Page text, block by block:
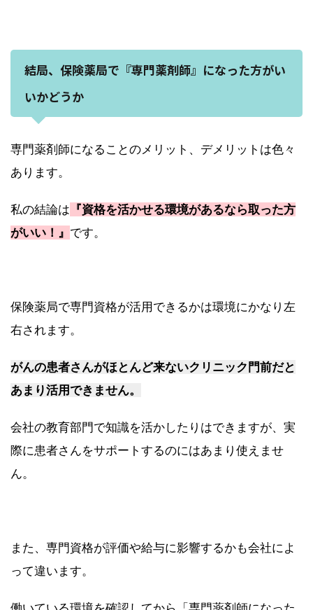
結局、保険薬局で『専門薬剤師』になった方がい
いかどうか
専門薬剤師になることのメリット、デメリットは色々
あります。
私の結論は 『資格を活かせる環境があるなら取った方
がいい！』 です。
保険薬局で専門資格が活用できるかは環境にかなり左
右されます。
がんの患者さんがほとんど来ないクリニック門前だと
あまり活用できません。
会社の教育部門で知識を活かしたりはできますが、実
際に患者さんをサポートするのにはあまり使えませ
ん。
また、専門資格が評価や給与に影響するかも会社によ
って違います。